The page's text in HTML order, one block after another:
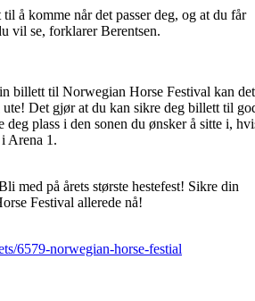
å komme når det passer deg, og at du får
vil se, forklarer Berentsen.
billett til Norwegian Horse Festival kan det
Det gjør at du kan sikre deg billett til
deg plass i den sonen du ønsker å sitte i,
Arena 1.
med på årets største hestefest! Sikre din
Festival allerede nå!
6579-norwegian-horse-festial